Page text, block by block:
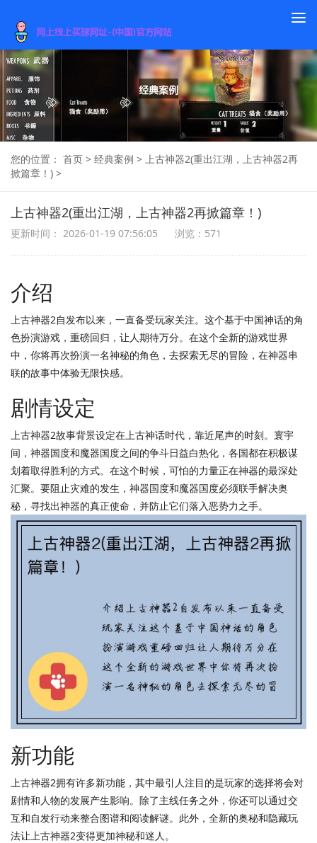
您的位置： 首页 > 经典案例 > 上古神器2(重出江湖，上古神器2再
掀篇章！) >
上古神器2(重出江湖，上古神器2再掀篇章！)
更新时间： 2026-01-19 07:56:05 浏览：571
介绍
上古神器2自发布以来，一直备受玩家关注。这个基于中国神话的角
色扮演游戏，重磅回归，让人期待万分。在这个全新的游戏世界
中，你将再次扮演一名神秘的角色，去探索无尽的冒险，在神器串
联的故事中体验无限快感。
剧情设定
上古神器2故事背景设定在上古神话时代，靠近尾声的时刻。寰宇
间，神器国度和魔器国度之间的争斗日益白热化，各国都在积极谋
划着取得胜利的方式。在这个时候，可怕的力量正在神器的最深处
汇聚。要阻止灾难的发生，神器国度和魔器国度必须联手解决奥
秘，寻找出神器的真正使命，并防止它们落入恶势力之手。
新功能
上古神器2拥有许多新功能，其中最引人注目的是玩家的选择将会对
剧情和人物的发展产生影响。除了主线任务之外，你还可以通过交
互和自发行动来整合图谱和阅读解谜。此外，全新的奥秘和隐藏玩
法让上古神器2变得更加神秘和迷人。